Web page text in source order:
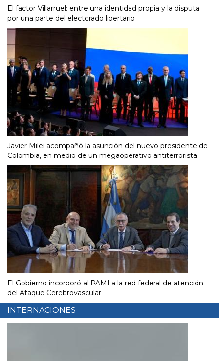
El factor Villarruel: entre una identidad propia y la disputa
por una parte del electorado libertario
Javier Milei acompañó la asunción del nuevo presidente de
Colombia, en medio de un megaoperativo antiterrorista
El Gobierno incorporó al PAMI a la red federal de atención
del Ataque Cerebrovascular
INTERNACIONES